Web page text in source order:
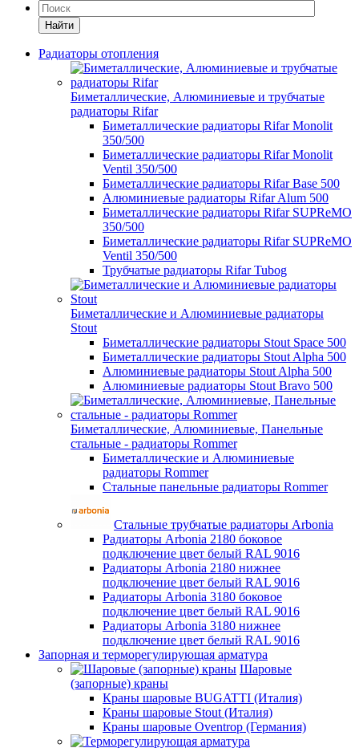
Найти
Радиаторы отопления
Биметаллические, Алюминиевые и трубчатые
радиаторы Rifar
Биметаллические радиаторы Rifar Monolit
350/500
Биметаллические радиаторы Rifar Monolit
Ventil 350/500
Биметаллические радиаторы Rifar Base 500
Алюминиевые радиаторы Rifar Alum 500
Биметаллические радиаторы Rifar SUPReMO
350/500
Биметаллические радиаторы Rifar SUPReMO
Ventil 350/500
Трубчатые радиаторы Rifar Tubog
Биметаллические и Алюминиевые радиаторы
Stout
Биметаллические радиаторы Stout Space 500
Биметаллические радиаторы Stout Alpha 500
Алюминиевые радиаторы Stout Alpha 500
Алюминиевые радиаторы Stout Bravo 500
Биметаллические, Алюминиевые, Панельные
стальные - радиаторы Rommer
Биметаллические и Алюминиевые
радиаторы Rommer
Стальные панельные радиаторы Rommer
Стальные трубчатые радиаторы Arbonia
Радиаторы Arbonia 2180 боковое
подключение цвет белый RAL 9016
Радиаторы Arbonia 2180 нижнее
подключение цвет белый RAL 9016
Радиаторы Arbonia 3180 боковое
подключение цвет белый RAL 9016
Радиаторы Arbonia 3180 нижнее
подключение цвет белый RAL 9016
Запорная и терморегулирующая арматура
Шаровые
(запорные) краны
Краны шаровые BUGATTI (Италия)
Краны шаровые Stout (Италия)
Краны шаровые Oventrop (Германия)